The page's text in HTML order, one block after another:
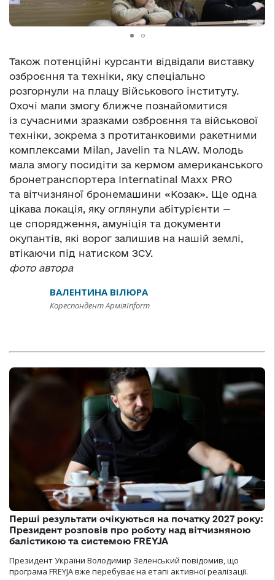
Також потенційні курсанти відвідали виставку
озброєння та техніки, яку спеціально
розгорнули на плацу Військового інституту.
Охочі мали змогу ближче познайомитися
із сучасними зразками озброєння та військової
техніки, зокрема з протитанковими ракетними
комплексами Milan, Javelin та NLAW. Молодь
мала змогу посидіти за кермом американського
бронетранспортера Internatinal Maxx PRO
та вітчизняної бронемашини «Козак». Ще одна
цікава локація, яку оглянули абітурієнти —
це спорядження, амуніція та документи
окупантів, які ворог залишив на нашій землі,
втікаючи під натиском ЗСУ.
фото автора
ВАЛЕНТИНА ВІЛЮРА
Кореспондент АрміяInform
Перші результати очікуються на початку 2027 року:
Президент розповів про роботу над вітчизняною
балістикою та системою FREYJA
Президент України Володимир Зеленський повідомив, що
програма FREYJA вже перебуває на етапі активної реалізації.